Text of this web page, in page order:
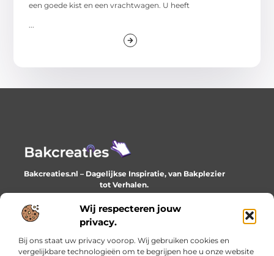
Wij respecteren jouw
privacy.
Bij ons staat uw privacy voorop. Wij gebruiken cookies en
vergelijkbare technologieën om te begrijpen hoe u onze website
een goede kist en een vrachtwagen. U heeft
...
Bakcreaties.nl – Dagelijkse Inspiratie, van Bakplezier
tot Verhalen.
Ontdek unieke en creatieve verhalen die je elke dag
verrijken en inspireren.